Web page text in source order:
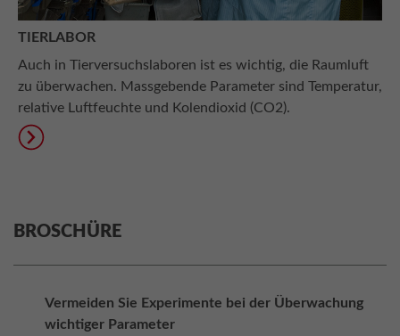
TIERLABOR
Auch in Tierversuchslaboren ist es wichtig, die Raumluft
zu überwachen. Massgebende Parameter sind Temperatur,
relative Luftfeuchte und Kolendioxid (CO2).
BROSCHÜRE
Vermeiden Sie Experimente bei der Überwachung
wichtiger Parameter